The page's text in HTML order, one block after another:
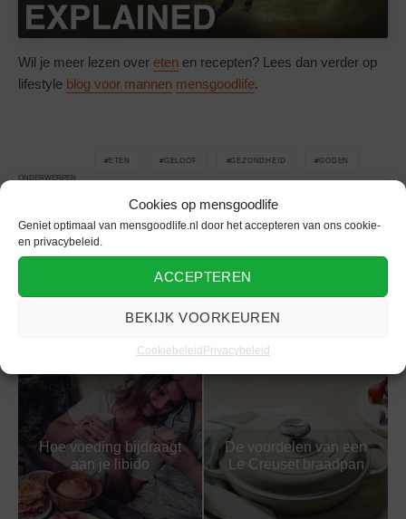
Cookies op mensgoodlife
Geniet optimaal van mensgoodlife.nl door het accepteren van ons cookie-
en privacybeleid.
ACCEPTEREN
BEKIJK VOORKEUREN
Cookiebeleid Privacybeleid
Wil je meer lezen over eten en recepten? Lees dan verder op
lifestyle blog voor mannen mensgoodlife.
ONDERWERPEN
ETEN GELOOF GEZONDHEID GODEN
Gerelateerd
Hoe voeding bijdraagt
aan je libido
De voordelen van een
Le Creuset braadpan